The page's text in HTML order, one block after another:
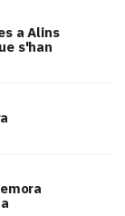
a Alins
s'han